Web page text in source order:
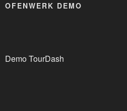
OFENWERK DEMO
Demo TourDash